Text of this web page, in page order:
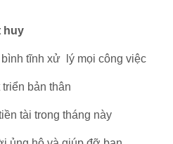
huy
tĩnh xử lý mọi công việc
bản thân
tài trong tháng này